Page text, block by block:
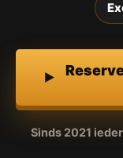
Sinds 2021